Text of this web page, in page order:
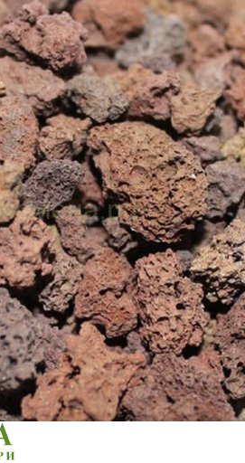
обратный звонок
аксессуары
инвентарь
добавки, химия